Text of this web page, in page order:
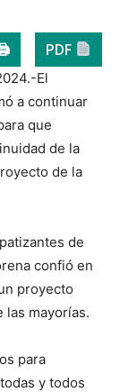
PDF
El
a continuar
que
de la
de la
de
confió en
proyecto
las mayorías.
para
y todos